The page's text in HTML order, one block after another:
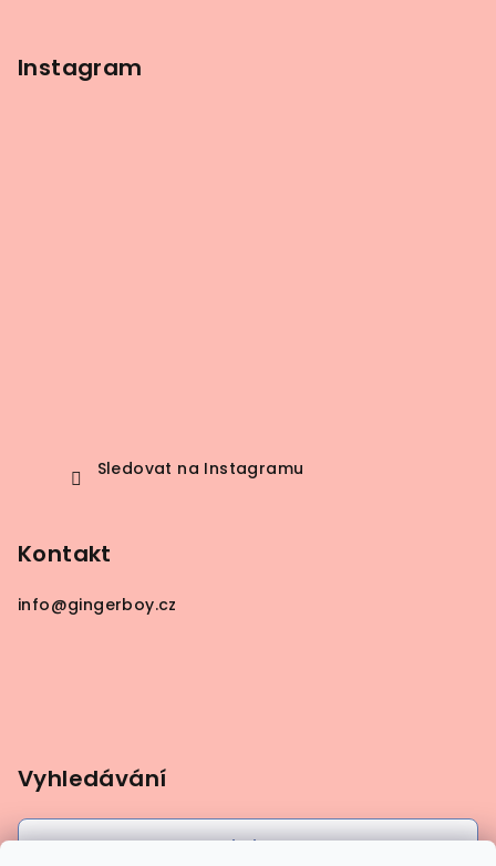
Instagram
Sledovat na Instagramu
Kontakt
info@gingerboy.cz
Vyhledávání
Hledat